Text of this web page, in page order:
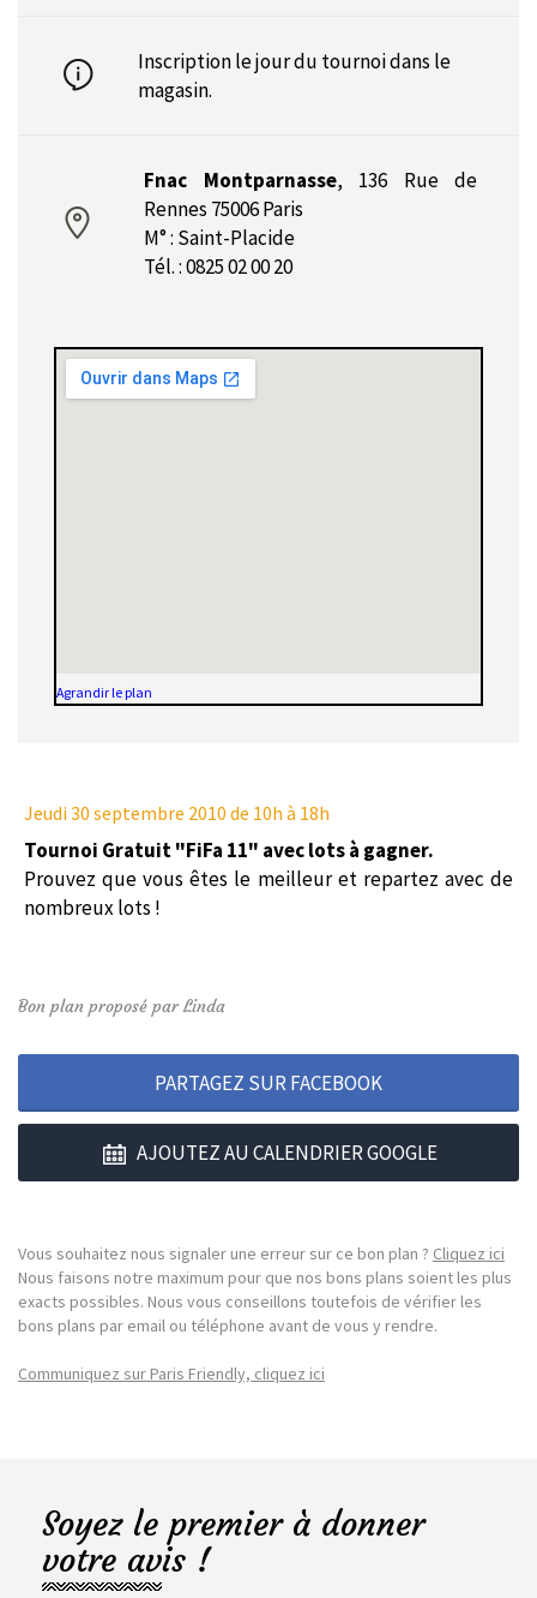
Inscription le jour du tournoi dans le
magasin.
Fnac Montparnasse, 136 Rue de
Rennes 75006 Paris
M° : Saint-Placide
Tél. : 0825 02 00 20
Agrandir le plan
Jeudi 30 septembre 2010 de 10h à 18h
Tournoi Gratuit "FiFa 11" avec lots à gagner.
Prouvez que vous êtes le meilleur et repartez avec de
nombreux lots !
Bon plan proposé par Linda
PARTAGEZ SUR FACEBOOK
AJOUTEZ AU CALENDRIER GOOGLE
Vous souhaitez nous signaler une erreur sur ce bon plan ? Cliquez ici
Nous faisons notre maximum pour que nos bons plans soient les plus
exacts possibles. Nous vous conseillons toutefois de vérifier les
bons plans par email ou téléphone avant de vous y rendre.
Communiquez sur Paris Friendly, cliquez ici
Soyez le premier à donner
votre avis !